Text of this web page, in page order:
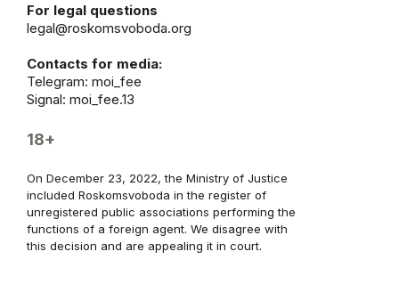
For legal questions
legal@roskomsvoboda.org
Contacts for media:
Telegram: moi_fee
Signal: moi_fee.13
18+
On December 23, 2022, the Ministry of Justice
included Roskomsvoboda in the register of
unregistered public associations performing the
functions of a foreign agent. We disagree with
this decision and are appealing it in court.